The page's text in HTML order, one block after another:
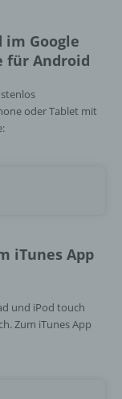
im Google
für Android
oder Tablet mit
iTunes App
und iPod touch
Zum iTunes App
Angebot
zu
ist
Daten
welche
von Cookies,
einer
und